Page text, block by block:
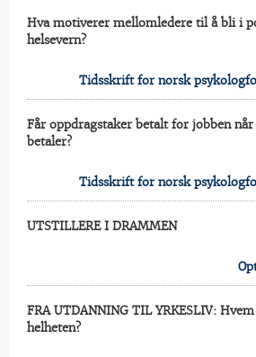
Hva motiverer mellomledere til å bli i
helsevern?
Tidsskrift for norsk
Får oppdragstaker betalt for jobben
betaler?
Tidsskrift for norsk
UTSTILLERE I DRAMMEN
FRA UTDANNING TIL YRKESLIV:
helheten?